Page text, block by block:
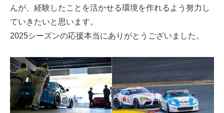
んが、経験したことを活かせる環境を作れるよう努力し
ていきたいと思います。
2025シーズンの応援本当にありがとうございました。